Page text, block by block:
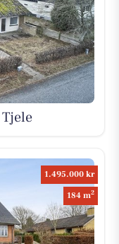
1.495.000 kr
184 m2